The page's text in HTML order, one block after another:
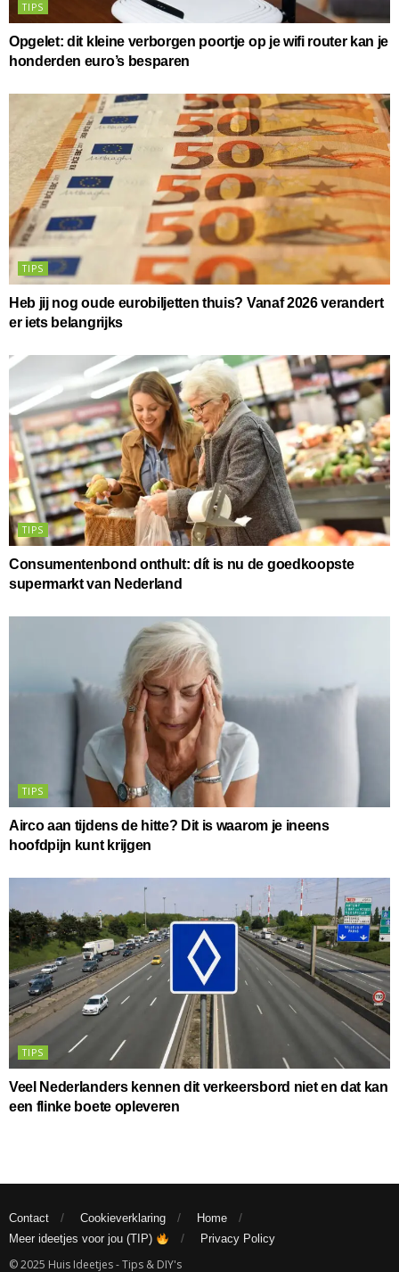
TIPS
Opgelet: dit kleine verborgen poortje op je wifi router kan je
honderden euro’s besparen
TIPS
Heb jij nog oude eurobiljetten thuis? Vanaf 2026 verandert
er iets belangrijks
TIPS
Consumentenbond onthult: dít is nu de goedkoopste
supermarkt van Nederland
TIPS
Airco aan tijdens de hitte? Dit is waarom je ineens
hoofdpijn kunt krijgen
TIPS
Veel Nederlanders kennen dit verkeersbord niet en dat kan
een flinke boete opleveren
Contact Cookieverklaring
Home
Meer ideetjes voor jou (TIP)
Privacy Policy
© 2025 Huis Ideetjes - Tips & DIY's